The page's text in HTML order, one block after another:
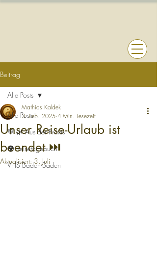
Beitrag
Alle Posts
💚 🌿 Aus der Praxis
🌍 Reisetagebuch
VHS Baden-Baden
Alle Posts
Unser Reise-Urlaub ist
beendet ⏭️
Mathias Kaldek
3. Feb. 2025 4 Min. Lesezeit
Aktualisiert:3. Juli